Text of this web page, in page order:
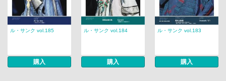
ル・サンク vol.185
購入
ル・サンク vol.184
購入
ル・サンク vol.183
購入